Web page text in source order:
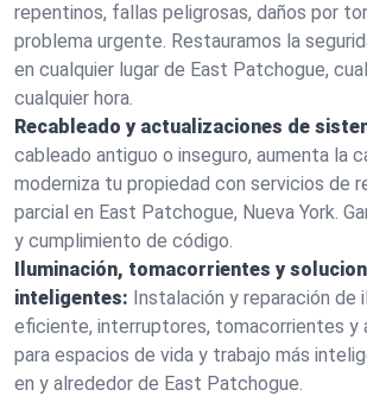
repentinos, fallas peligrosas, daños por
problema urgente. Restauramos la
en cualquier lugar de East Patchogue,
cualquier hora.
Recableado y actualizaciones de
cableado antiguo o inseguro, aumenta la
moderniza tu propiedad con servicios de
parcial en East Patchogue, Nueva York.
y cumplimiento de código.
Iluminación, tomacorrientes y
inteligentes: Instalación y reparación de
eficiente, interruptores, tomacorrientes y
para espacios de vida y trabajo más
en y alrededor de East Patchogue.